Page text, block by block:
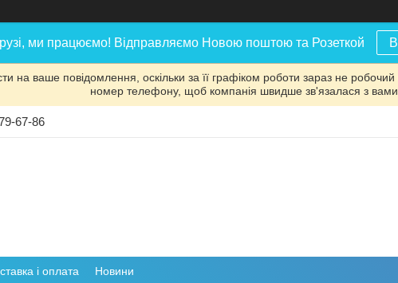
ми працюємо! Відправляємо Новою поштою та Розеткой
на ваше повідомлення, оскільки за її графіком роботи зараз не
номер телефону, щоб компанія швидше зв'язалася з вами.
67-86
і оплата Новини